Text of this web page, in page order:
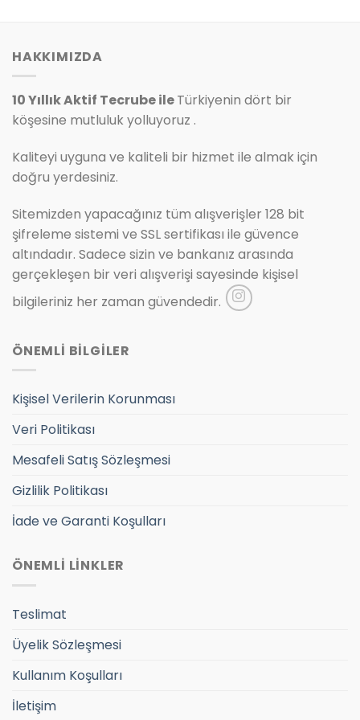
HAKKIMIZDA
10 Yıllık Aktif Tecrube ileTürkiyenin dört bir
köşesine mutluluk yolluyoruz .
Kaliteyi uyguna ve kaliteli bir hizmet ile almak için
doğru yerdesiniz.
Sitemizden yapacağınız tüm alışverişler 128 bit
şifreleme sistemi ve SSL sertifikası ile güvence
altındadır. Sadece sizin ve bankanız arasında
gerçekleşen bir veri alışverişi sayesinde kişisel
bilgileriniz her zaman güvendedir.
ÖNEMLİ BİLGİLER
Kişisel Verilerin Korunması
Veri Politikası
Mesafeli Satış Sözleşmesi
Gizlilik Politikası
İade ve Garanti Koşulları
ÖNEMLİ LİNKLER
Teslimat
Üyelik Sözleşmesi
Kullanım Koşulları
İletişim